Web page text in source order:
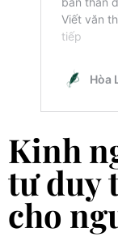
Kinh
tư duy
cho